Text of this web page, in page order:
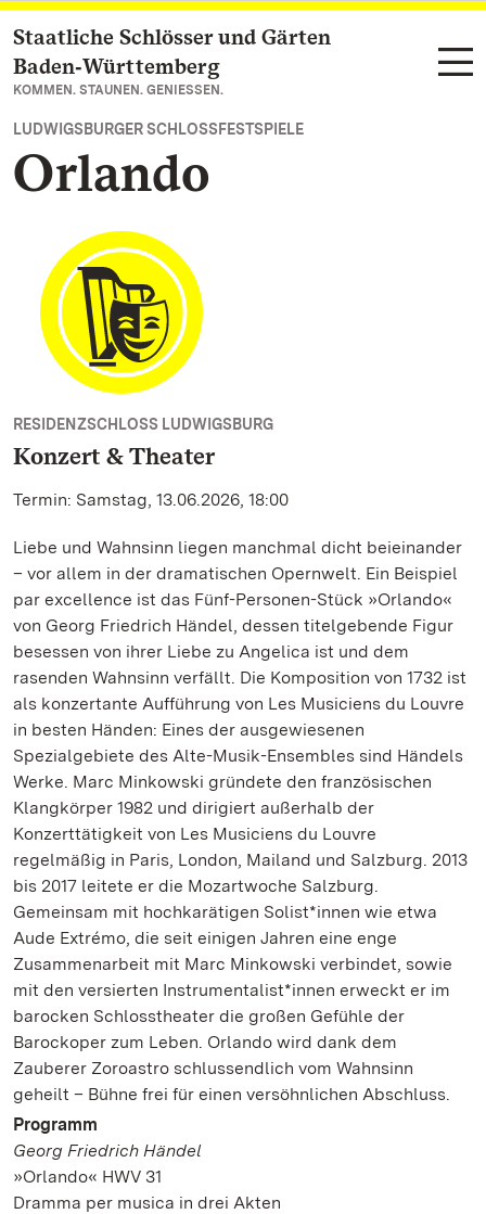
Zum Hauptinhalt springen
Staatliche Schlösser und Gärten
Baden‑Württemberg
KOMMEN. STAUNEN. GENIESSEN.
LUDWIGSBURGER SCHLOSSFESTSPIELE
Orlando
RESIDENZSCHLOSS LUDWIGSBURG
Konzert & Theater
Termin: Samstag, 13.06.2026, 18:00
Liebe und Wahnsinn liegen manchmal dicht beieinander
– vor allem in der dramatischen Opernwelt. Ein Beispiel
par excellence ist das Fünf-Personen-Stück »Orlando«
von Georg Friedrich Händel, dessen titelgebende Figur
besessen von ihrer Liebe zu Angelica ist und dem
rasenden Wahnsinn verfällt. Die Komposition von 1732 ist
als konzertante Aufführung von Les Musiciens du Louvre
in besten Händen: Eines der ausgewiesenen
Spezialgebiete des Alte-Musik-Ensembles sind Händels
Werke. Marc Minkowski gründete den französischen
Klangkörper 1982 und dirigiert außerhalb der
Konzerttätigkeit von Les Musiciens du Louvre
regelmäßig in Paris, London, Mailand und Salzburg. 2013
bis 2017 leitete er die Mozartwoche Salzburg.
Gemeinsam mit hochkarätigen Solist*innen wie etwa
Aude Extrémo, die seit einigen Jahren eine enge
Zusammenarbeit mit Marc Minkowski verbindet, sowie
mit den versierten Instrumentalist*innen erweckt er im
barocken Schlosstheater die großen Gefühle der
Barockoper zum Leben. Orlando wird dank dem
Zauberer Zoroastro schlussendlich vom Wahnsinn
geheilt – Bühne frei für einen versöhnlichen Abschluss.
Programm
Georg Friedrich Händel
»Orlando« HWV 31
Dramma per musica in drei Akten